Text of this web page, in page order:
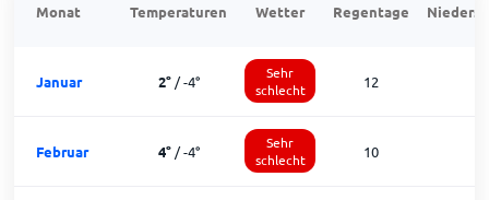
Monat Temperaturen Wetter Regentage
Januar 2°/-4°
Sehr
schlecht
12
Februar 4°/-4°
Sehr
schlecht
10